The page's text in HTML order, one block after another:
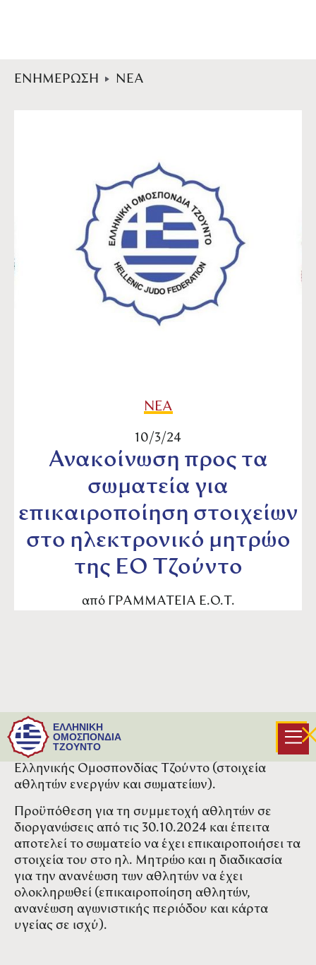
ΕΝΗΜΕΡΩΣΗ ΝΕΑ
ΝΕΑ
10/3/24
Ανακοίνωση προς τα
σωματεία για
επικαιροποίηση στοιχείων
στο ηλεκτρονικό μητρώο
της ΕΟ Τζούντο
από ΓΡΑΜΜΑΤΕΙΑ Ε.Ο.Τ.
ΕΛΛΗΝΙΚΗ
ΟΜΟΣΠΟΝΔΙΑ
ΤΖΟΥΝΤΟ
Παρακαλούνται τα σωματεία να επισπεύσουν τις
διαδικασίες για την επικαιροποίηση των
στοιχείων τους στο ηλεκτρονικό μητρώο της
Ελληνικής Ομοσπονδίας Τζούντο (στοιχεία
αθλητών ενεργών και σωματείων).
Προϋπόθεση για τη συμμετοχή αθλητών σε
διοργανώσεις από τις 30.10.2024 και έπειτα
αποτελεί το σωματείο να έχει επικαιροποιήσει τα
στοιχεία του στο ηλ. Μητρώο και η διαδικασία
για την ανανέωση των αθλητών να έχει
ολοκληρωθεί (επικαιροποίηση αθλητών,
ανανέωση αγωνιστικής περιόδου και κάρτα
υγείας σε ισχύ).